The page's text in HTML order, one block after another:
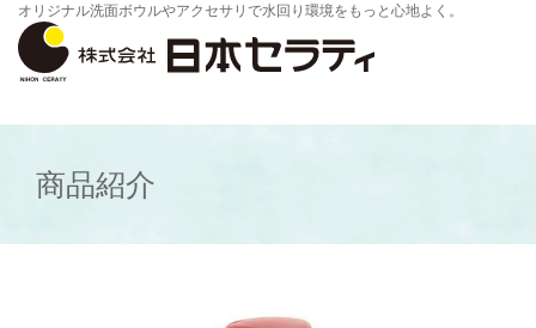
オリジナル洗面ボウルやアクセサリで水回り環境をもっと心地よく。
商品紹介